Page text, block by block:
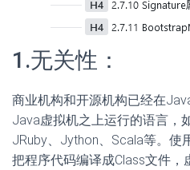
1.无关性：
商业机构和开源机构已经在
Java虚拟机之上运行的语言，
JRuby、Jython、Scala等。使
把程序代码编译成Class文件，